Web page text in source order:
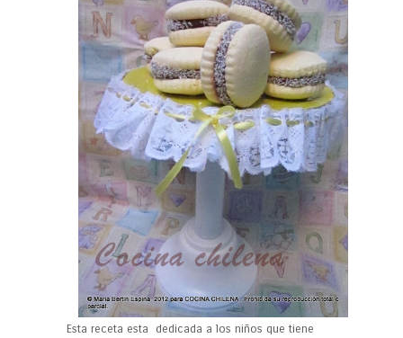
Esta receta esta dedicada a los niños que tiene